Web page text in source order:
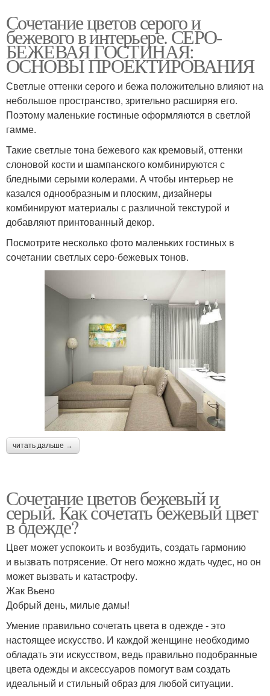
Сочетание цветов серого и
бежевого в интерьере. СЕРО-
БЕЖЕВАЯ ГОСТИНАЯ:
ОСНОВЫ ПРОЕКТИРОВАНИЯ
Светлые оттенки серого и бежа положительно влияют на
небольшое пространство, зрительно расширяя его.
Поэтому маленькие гостиные оформляются в светлой
гамме.
Такие светлые тона бежевого как кремовый, оттенки
слоновой кости и шампанского комбинируются с
бледными серыми колерами. А чтобы интерьер не
казался однообразным и плоским, дизайнеры
комбинируют материалы с различной текстурой и
добавляют принтованный декор.
Посмотрите несколько фото маленьких гостиных в
сочетании светлых серо-бежевых тонов.
читать дальше →
Сочетание цветов бежевый и
серый. Как сочетать бежевый цвет
в одежде?
Цвет может успокоить и возбудить, создать гармонию
и вызвать потрясение. От него можно ждать чудес, но он
может вызвать и катастрофу.
Жак Вьено
Добрый день, милые дамы!
Умение правильно сочетать цвета в одежде - это
настоящее искусство. И каждой женщине необходимо
обладать эти искусством, ведь правильно подобранные
цвета одежды и аксессуаров помогут вам создать
идеальный и стильный образ для любой ситуации.